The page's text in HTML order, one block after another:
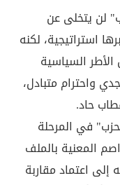
لن يتخلى عن
استراتيجية، لكنه
السياسية
واحترام متبادل،
حاد.
في المرحلة
المعنية بالملف
إلى اعتماد مقاربة